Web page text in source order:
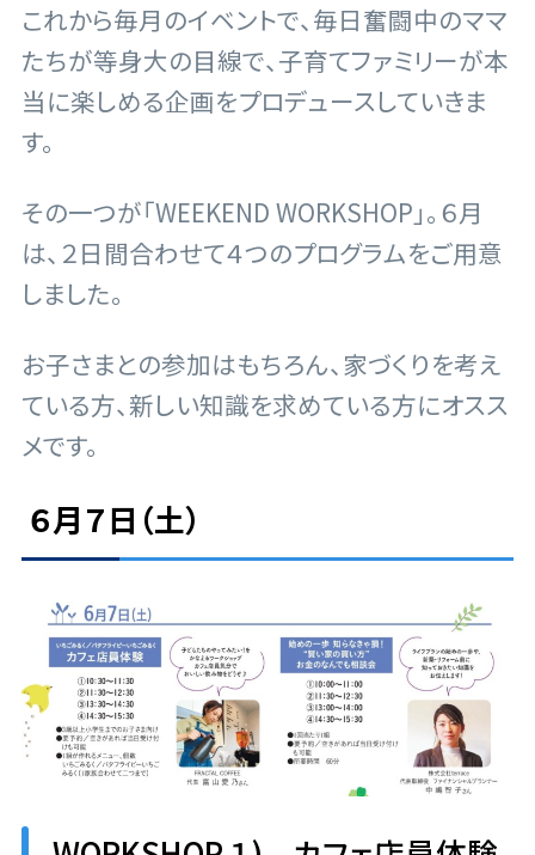
これから毎月のイベントで、毎日奮闘中のママ
たちが等身大の目線で、子育てファミリーが本
当に楽しめる企画をプロデュースしていきま
す。
その一つが「WEEKEND WORKSHOP」。６月
は、２日間合わせて４つのプログラムをご用意
しました。
お子さまとの参加はもちろん、家づくりを考え
ている方、新しい知識を求めている方にオスス
メです。
６月７日（土）